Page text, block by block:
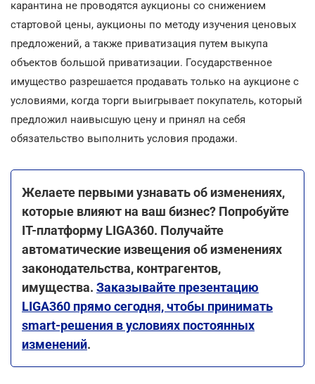
карантина не проводятся аукционы со снижением
стартовой цены, аукционы по методу изучения ценовых
предложений, а также приватизация путем выкупа
объектов большой приватизации. Государственное
имущество разрешается продавать только на аукционе с
условиями, когда торги выигрывает покупатель, который
предложил наивысшую цену и принял на себя
обязательство выполнить условия продажи.
Желаете первыми узнавать об изменениях,
которые влияют на ваш бизнес? Попробуйте
ІТ-платформу LIGA360. Получайте
автоматические извещения об изменениях
законодательства, контрагентов,
имущества. Заказывайте презентацию
LIGA360 прямо сегодня, чтобы принимать
smart-решения в условиях постоянных
изменений.